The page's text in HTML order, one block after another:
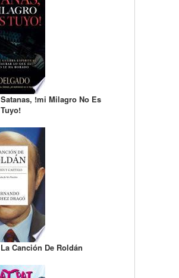
Satanas, !mi Milagro No Es
Tuyo!
La Canción De Roldán